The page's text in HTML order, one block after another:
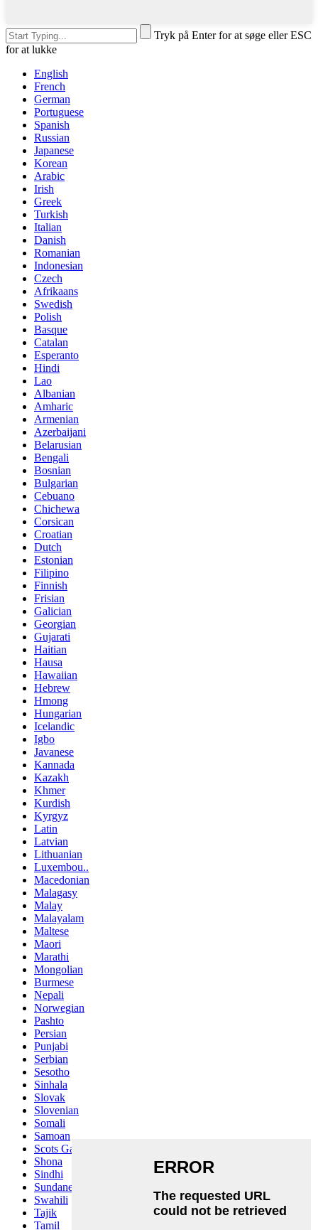
Tryk på Enter for at søge eller ESC
for at lukke
English
French
German
Portuguese
Spanish
Russian
Japanese
Korean
Arabic
Irish
Greek
Turkish
Italian
Danish
Romanian
Indonesian
Czech
Afrikaans
Swedish
Polish
Basque
Catalan
Esperanto
Hindi
Lao
Albanian
Amharic
Armenian
Azerbaijani
Belarusian
Bengali
Bosnian
Bulgarian
Cebuano
Chichewa
Corsican
Croatian
Dutch
Estonian
Filipino
Finnish
Frisian
Galician
Georgian
Gujarati
Haitian
Hausa
Hawaiian
Hebrew
Hmong
Hungarian
Icelandic
Igbo
Javanese
Kannada
Kazakh
Khmer
Kurdish
Kyrgyz
Latin
Latvian
Lithuanian
Luxembou..
Macedonian
Malagasy
Malay
Malayalam
Maltese
Maori
Marathi
Mongolian
Burmese
Nepali
Norwegian
Pashto
Persian
Punjabi
Serbian
Sesotho
Sinhala
Slovak
Slovenian
Somali
Samoan
Scots Gaelic
Shona
Sindhi
Sundanese
Swahili
Tajik
Tamil